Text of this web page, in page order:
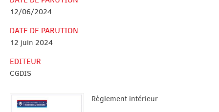
12/06/2024
DATE DE PARUTION
12 juin 2024
EDITEUR
CGDIS
Règlement intérieur